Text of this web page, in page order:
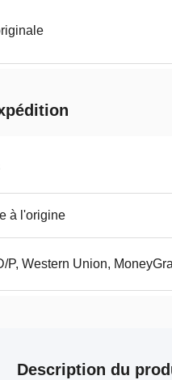
à l'origine
P, Western Union,
Description du